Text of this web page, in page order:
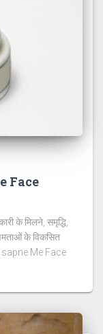
Face
के मिलने, समृद्धि,
के विकसित
sapne Me Face